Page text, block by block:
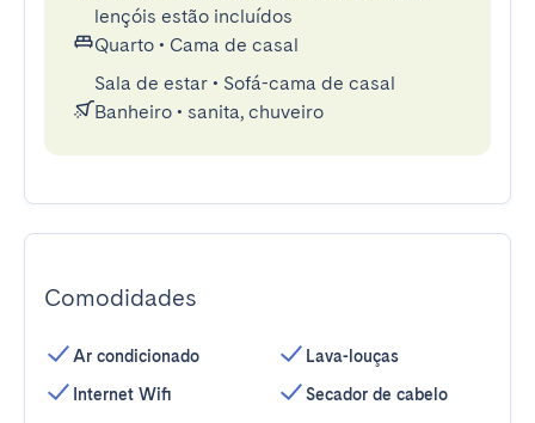
lençóis estão incluídos
Quarto • Cama de casal
Sala de estar • Sofá-cama de casal
Banheiro • sanita, chuveiro
Comodidades
Ar condicionado
Internet Wifi
Lava-louças
Secador de cabelo